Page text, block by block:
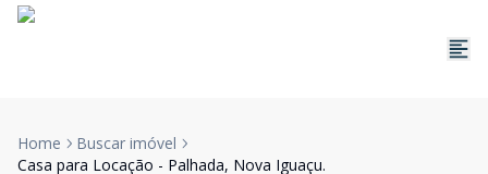
Home
Buscar imóvel
Casa para Locação - Palhada, Nova Iguaçu.